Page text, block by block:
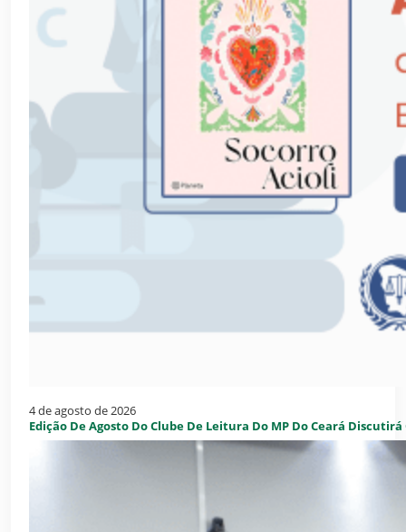
4 de agosto de 2026
Edição De Agosto Do Clube De Leitura Do MP Do Ceará